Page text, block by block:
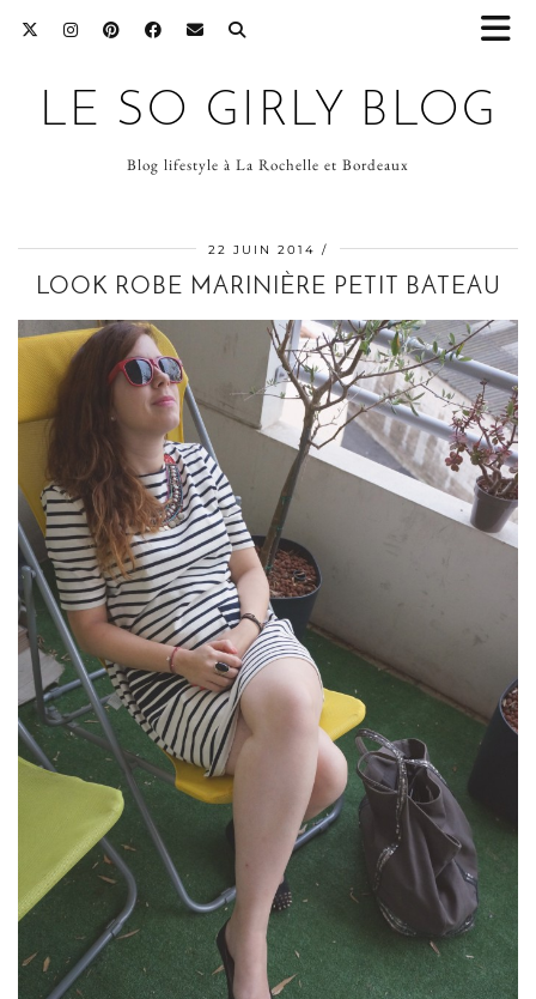
LE SO GIRLY BLOG
Blog lifestyle à La Rochelle et Bordeaux
22 JUIN 2014
LOOK ROBE MARINIÈRE PETIT BATEAU